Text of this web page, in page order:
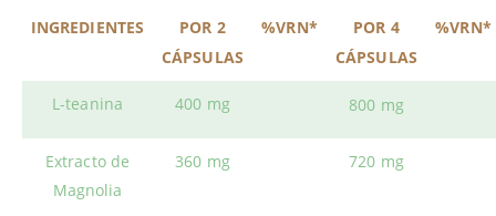
INGREDIENTES
POR 2
CÁPSULAS
%VRN*
POR 4
CÁPSULAS
%VRN*
L-teanina 400 mg 800 mg
Extracto de
Magnolia
360 mg 720 mg